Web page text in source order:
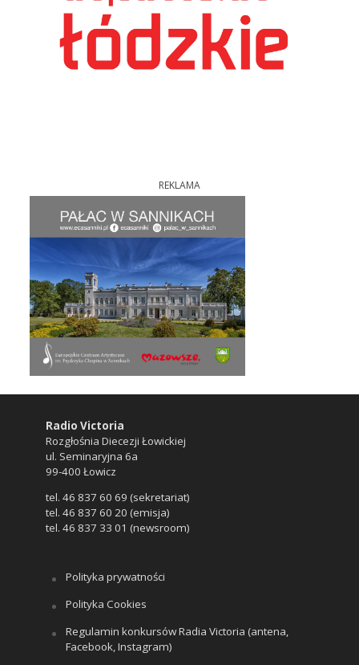
REKLAMA
Radio Victoria
Rozgłośnia Diecezji Łowickiej
ul. Seminaryjna 6a
99-400 Łowicz
tel. 46 837 60 69 (sekretariat)
tel. 46 837 60 20 (emisja)
tel. 46 837 33 01 (newsroom)
Polityka prywatności
Polityka Cookies
Regulamin konkursów Radia Victoria (antena,
Facebook, Instagram)